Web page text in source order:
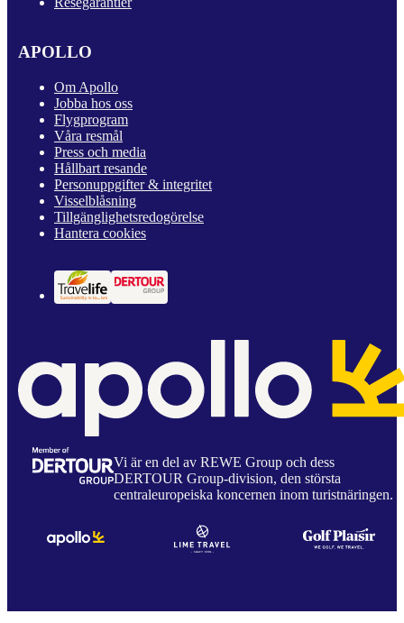
APOLLO
Om Apollo
Jobba hos oss
Flygprogram
Våra resmål
Press och media
Hållbart resande
Personuppgifter & integritet
Visselblåsning
Tillgänglighetsredogörelse
Hantera cookies
Vi är en del av REWE Group och dess
DERTOUR Group-division, den största
centraleuropeiska koncernen inom turistnäringen.